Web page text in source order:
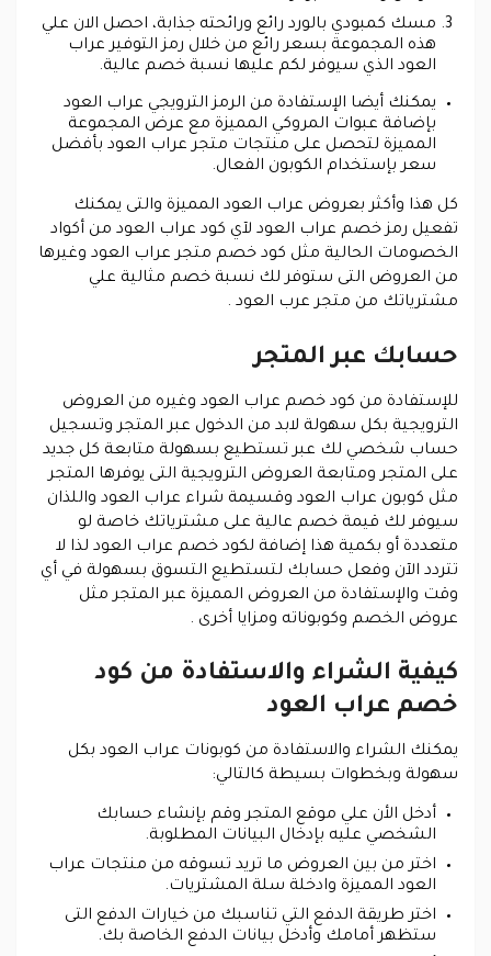
مسك كمبودي بالورد رائع ورائحته جذابة، احصل الان علي
هذه المجموعة بسعر رائع من خلال رمز التوفير عراب
العود الذي سيوفر لكم عليها نسبة خصم عالية.
يمكنك أيضا الإستفادة من الرمز الترويجي عراب العود
بإضافة عبوات المروكي المميزة مع عرض المجموعة
المميزة لتحصل على منتجات متجر عراب العود بأفضل
سعر بإستخدام الكوبون الفعال.
كل هذا وأكثر بعروض عراب العود المميزة والتى يمكنك
تفعيل رمز خصم عراب العود لآي كود عراب العود من أكواد
الخصومات الحالية مثل كود خصم متجر عراب العود وغيرها
من العروض التى ستوفر لك نسبة خصم مثالية علي
مشترياتك من متجر عرب العود .
حسابك عبر المتجر
للإستفادة من كود خصم عراب العود وغيره من العروض
الترويجية بكل سهولة لابد من الدخول عبر المتجر وتسجيل
حساب شخصي لك عبر تستطيع بسهولة متابعة كل جديد
على المتجر ومتابعة العروض الترويجية التى يوفرها المتجر
مثل كوبون عراب العود وقسيمة شراء عراب العود واللذان
سيوفر لك قيمة خصم عالية على مشترياتك خاصة لو
متعددة أو بكمية هذا إضافة لكود خصم عراب العود لذا لا
تتردد الآن وفعل حسابك لتستطيع التسوق بسهولة في أي
وقت والإستفادة من العروض المميزة عبر المتجر مثل
عروض الخصم وكوبوناته ومزايا أخرى .
كيفية الشراء والاستفادة من كود
خصم عراب العود
يمكنك الشراء والاستفادة من كوبونات عراب العود بكل
سهولة وبخطوات بسيطة كالتالي:
أدخل الأن علي موقع المتجر وقم بإنشاء حسابك
الشخصي عليه بإدخال البيانات المطلوبة.
اختر من بين العروض ما تريد تسوقه من منتجات عراب
العود المميزة وادخلة سلة المشتريات.
اختر طريقة الدفع التي تناسبك من خيارات الدفع التى
ستظهر أمامك وأدخل بيانات الدفع الخاصة بك.